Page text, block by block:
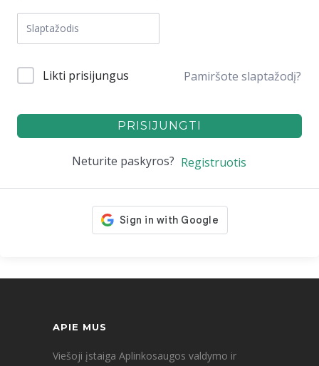
Likti prisijungus Pamiršote slaptažodį?
PRISIJUNGTI
Neturite paskyros? Registruotis
APIE MUS
Viešoji įstaiga Aplinkosaugos valdymo ir